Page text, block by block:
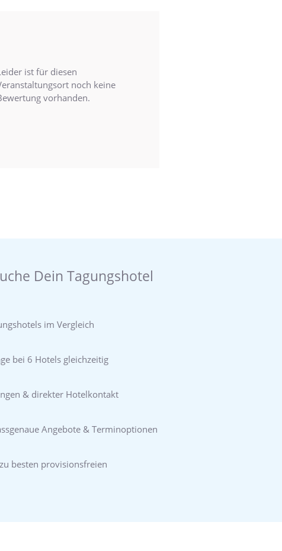
ist für diesen
noch keine
vorhanden.
Dein Tagungshotel
im Vergleich
bei 6 Hotels gleichzeitig
& direkter Hotelkontakt
Angebote & Terminoptionen
besten provisionsfreien